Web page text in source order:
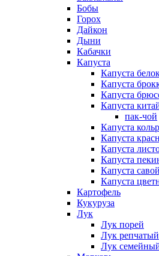
Бобы
Горох
Дайкон
Дыни
Кабачки
Капуста
Капуста
Капуста
Капуста
Капуста
пак-чой
Капуста
Капуста
Капуста
Капуста
Капуста
Капуста
Картофель
Кукуруза
Лук
Лук порей
Лук репчатый
Лук